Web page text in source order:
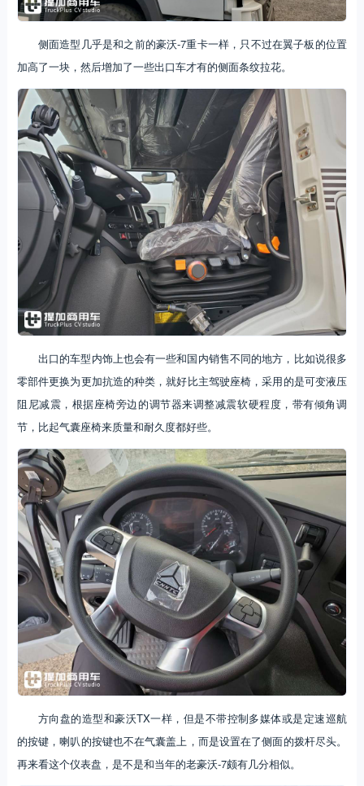
侧面造型几乎是和之前的豪沃-7重卡一样，只不过在翼子板的位置
加高了一块，然后增加了一些出口车才有的侧面条纹拉花。
出口的车型内饰上也会有一些和国内销售不同的地方，比如说很多
零部件更换为更加抗造的种类，就好比主驾驶座椅，采用的是可变液压
阻尼减震，根据座椅旁边的调节器来调整减震软硬程度，带有倾角调
节，比起气囊座椅来质量和耐久度都好些。
方向盘的造型和豪沃TX一样，但是不带控制多媒体或是定速巡航
的按键，喇叭的按键也不在气囊盖上，而是设置在了侧面的拨杆尽头。
再来看这个仪表盘，是不是和当年的老豪沃-7颇有几分相似。